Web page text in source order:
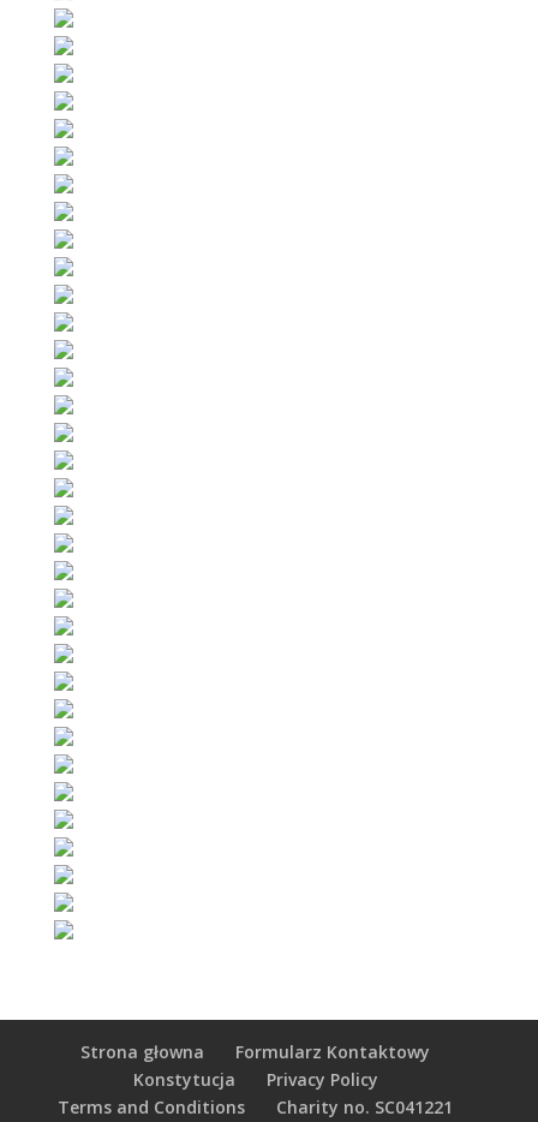
Strona głowna
Formularz Kontaktowy
Konstytucja
Privacy Policy
Terms and Conditions
Charity no. SC041221